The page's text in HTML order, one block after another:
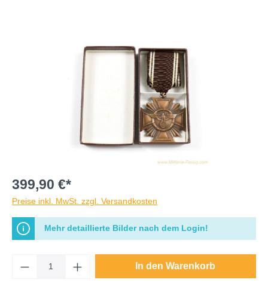
399,90 €*
Preise inkl. MwSt. zzgl. Versandkosten
Mehr detaillierte Bilder nach dem Login!
In den Warenkorb